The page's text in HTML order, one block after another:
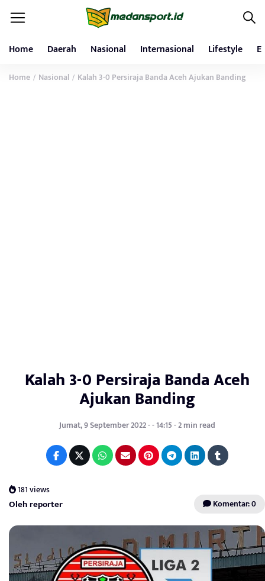
Home Daerah Nasional Internasional Lifestyle
Home / Nasional / Kalah 3-0 Persiraja Banda Aceh Ajukan Banding
Kalah 3-0 Persiraja Banda Aceh
Ajukan Banding
Jumat, 9 September 2022 - - 14:15 - 2 min read
181 views
Oleh reporter Komentar: 0